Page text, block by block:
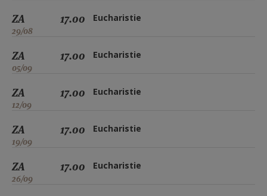
ZA
29/08
17.00 Eucharistie
ZA
05/09
17.00 Eucharistie
ZA
12/09
17.00 Eucharistie
ZA
19/09
17.00 Eucharistie
ZA
26/09
17.00 Eucharistie